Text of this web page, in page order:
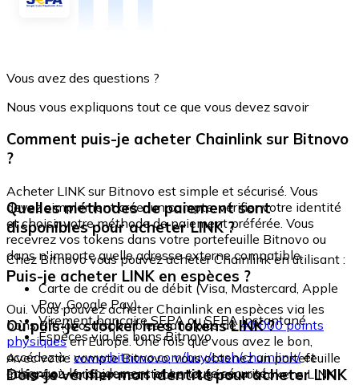
Vous avez des questions ?
Nous vous expliquons tout ce que vous devez savoir
Comment puis-je acheter Chainlink sur Bitnovo
?
Acheter LINK sur Bitnovo est simple et sécurisé. Vous
devez simplement créer un compte, vérifier votre identité
et choisir votre méthode de paiement préférée. Vous
recevrez vos tokens dans votre portefeuille Bitnovo ou
dans n'importe quelle adresse externe compatible.
Quelles méthodes de paiement sont
disponibles pour acheter LINK ?
Chez Bitnovo vous pouvez acheter Chainlink en utilisant :
Carte de crédit ou de débit (Visa, Mastercard, Apple
Pay, Google Pay)
Virement bancaire SEPA ou SEPA Instantané
Espèces via les bons Bitnovo
Puis-je acheter LINK en espèces ?
Oui. Vous pouvez acheter Chainlink en espèces via les
bons Bitnovo, disponibles dans plus de40 000 points
physiquesen Europe. Une fois que vous avez le bon,
accédez à : www.bitnovo.com/buy/cash/chainlink/et
échangez-le rapidement et en toute sécurité.
Où puis-je stocker mes tokens LINK ?
Avec votre compte Bitnovo, vous obtenez un portefeuille
intégré où vous pouvez stocker et gérer vos tokens LINK
Dois-je vérifier mon identité pour acheter LINK